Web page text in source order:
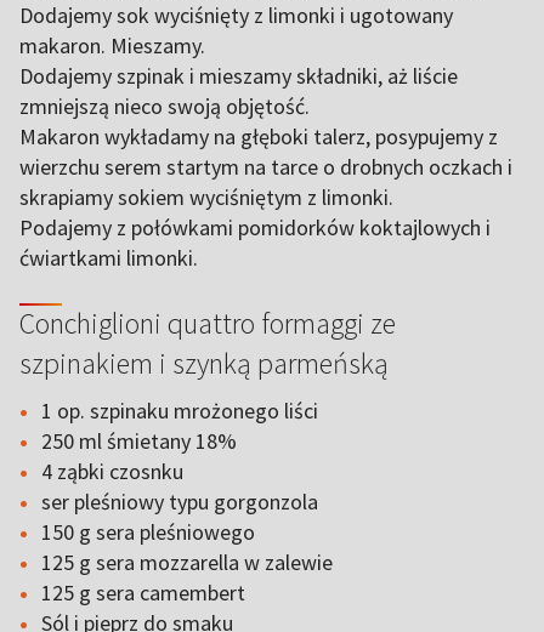
Dodajemy sok wyciśnięty z limonki i ugotowany
makaron. Mieszamy.
Dodajemy szpinak i mieszamy składniki, aż liście
zmniejszą nieco swoją objętość.
Makaron wykładamy na głęboki talerz, posypujemy z
wierzchu serem startym na tarce o drobnych oczkach i
skrapiamy sokiem wyciśniętym z limonki.
Podajemy z połówkami pomidorków koktajlowych i
ćwiartkami limonki.
Conchiglioni quattro formaggi ze
szpinakiem i szynką parmeńską
1 op. szpinaku mrożonego liści
250 ml śmietany 18%
4 ząbki czosnku
ser pleśniowy typu gorgonzola
150 g sera pleśniowego
125 g sera mozzarella w zalewie
125 g sera camembert
Sól i pieprz do smaku